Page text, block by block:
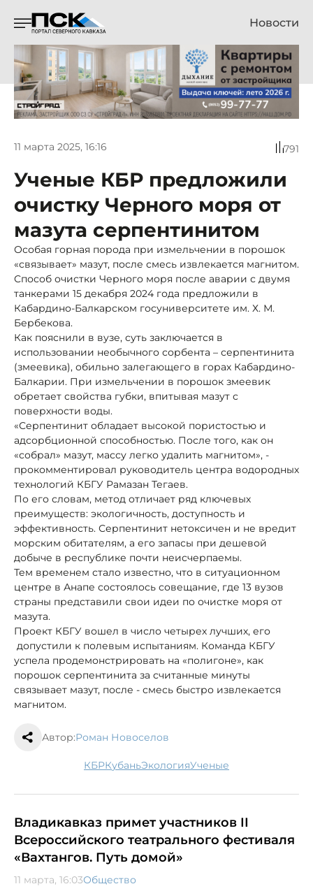
Новости
11 марта 2025, 16:16 791
Ученые КБР предложили
очистку Черного моря от
мазута серпентинитом
Особая горная порода при измельчении в порошок
«связывает» мазут, после смесь извлекается магнитом.
Способ очистки Черного моря после аварии с двумя
танкерами 15 декабря 2024 года предложили в
Кабардино-Балкарском госуниверситете им. Х. М.
Бербекова.
Как пояснили в вузе, суть заключается в
использовании необычного сорбента – серпентинита
(змеевика), обильно залегающего в горах Кабардино-
Балкарии. При измельчении в порошок змеевик
обретает свойства губки, впитывая мазут с
поверхности воды.
«Серпентинит обладает высокой пористостью и
адсорбционной способностью. После того, как он
«собрал» мазут, массу легко удалить магнитом», -
прокомментировал руководитель центра водородных
технологий КБГУ Рамазан Тегаев.
По его словам, метод отличает ряд ключевых
преимуществ: экологичность, доступность и
эффективность. Серпентинит нетоксичен и не вредит
морским обитателям, а его запасы при дешевой
добыче в республике почти неисчерпаемы.
Тем временем стало известно, что в ситуационном
центре в Анапе состоялось совещание, где 13 вузов
страны представили свои идеи по очистке моря от
мазута.
Проект КБГУ вошел в число четырех лучших, его
допустили к полевым испытаниям. Команда КБГУ
успела продемонстрировать на «полигоне», как
порошок серпентинита за считанные минуты
связывает мазут, после - смесь быстро извлекается
магнитом.
Автор:Роман Новоселов
КБР Кубань экология ученые
Владикавказ примет участников II
Всероссийского театрального фестиваля
«Вахтангов. Путь домой»
11 марта, 16:03Общество